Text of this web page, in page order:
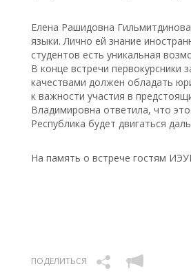
Елена Рашидовна
языки. Лично ей знание
студентов есть уникальная
В конце встречи первокурсники
качествами должен обладать
к важности участия в
Владимировна ответила, что
Республика будет двигаться
На память о встрече гостям
ПОДЕЛИТЬСЯ